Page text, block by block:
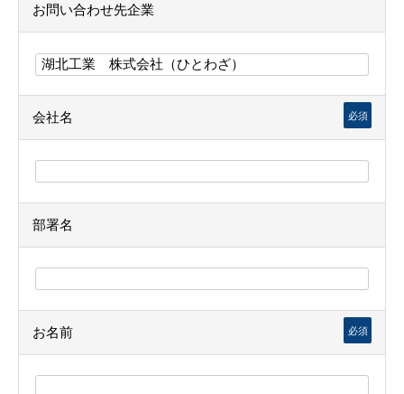
お問い合わせ先企業
会社名 必須
部署名
お名前 必須